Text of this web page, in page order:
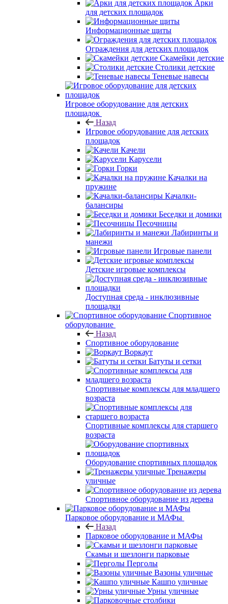
Арки
для детских площадок
Информационные щиты
Ограждения для детских площадок
Скамейки детские
Столики детские
Теневые навесы
Игровое оборудование для детских
площадок
Назад
Игровое оборудование для детских
площадок
Качели
Карусели
Горки
Качалки на
пружине
Качалки-
балансиры
Беседки и домики
Песочницы
Лабиринты и
манежи
Игровые панели
Детские игровые комплексы
Доступная среда - инклюзивные
площадки
Спортивное
оборудование
Назад
Спортивное оборудование
Воркаут
Батуты и сетки
Спортивные комплексы для младшего
возраста
Спортивные комплексы для старшего
возраста
Оборудование спортивных площадок
Тренажеры
уличные
Спортивное оборудование из дерева
Парковое оборудование и МАФы
Назад
Парковое оборудование и МАФы
Скамьи и шезлонги парковые
Перголы
Вазоны уличные
Кашпо уличные
Урны уличные